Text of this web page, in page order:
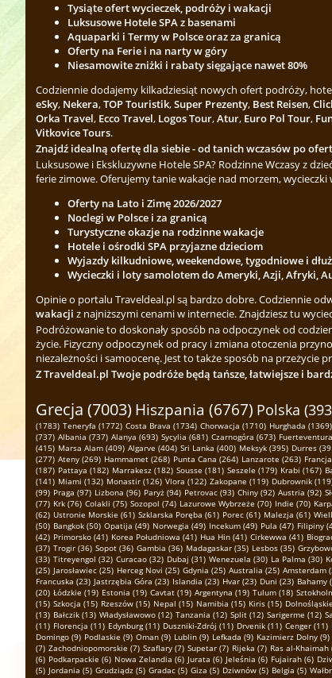
Tysiąte ofert wycieczek, podróży i wakacji
Luksusowe Hotele SPA z basenami
Aquaparki i Termy w Polsce oraz za granicą
Oferty na Ferie i na narty w góry
Niesamowite zniżki i rabaty sięgające nawet 80%
Codziennie dodajemy kilkadziesiąt nowych ofert podróży,
eSky, Nekera,TOP Touristik,Super Prezenty, Best Reisen,
Orka Travel, Ecco Travel, Logos Tour,Atur, Euro Pol Tour,
Vitkovice Tours.
Znajdź idealną ofertę dla siebie - od tanich wczasów po
Luksusowe i Ekskluzywne Hotele SPA? Rodzinne Wczasy z
ferie zimowe. Oferujemy tanie wakacje nad morzem,
Oferty na Lato i Zimę 2026/2027
Noclegi w Polsce i za granicą
Turystyczne okazje na rodzinne wakacje
Hotele i ośrodki SPA przyjazne dzieciom
Wyjazdy kilkudniowe, weekendowe, tygodniowe i
Wycieczki i loty samolotem do Ameryki, Azji, Afryki,
Opinie o portalu Traveldeal.pl są bardzo dobre. Codziennie
wakacji z najniższymi cenami w internecie. Znajdziesz tu
Podróżowanie to doskonały sposób na odpoczynek od
życie. Fizyczny odpoczynek od pracy i zmiana otoczenia
niezależności i samoocenę. Jest to także sposób na przeżycie
Z Traveldeal.pl Twoje podróże będą tańsze, łatwiejsze i
Grecja (7003) Hiszpania (6767) Polska
(1783) Teneryfa (1772) Costa Brava (1734) Chorwacja (1710) Hurghada (1369)
(737) Albania (737) Alanya (693) Sycylia (681) Czarnogóra (673)
(415) Marsa Alam (409) Algarve (404) Sri Lanka (400) Meksyk (395) Durres
(277) Ateny (269) Hammamet (268) Punta Cana (264) Lanzarote (263)
(187) Pattaya (182) Marrakesz (182) Sousse (181) Seszele (179) Krabi (167)
(141) Miami (132) Monastir (126) Vlora (122) Zakopane (119) Dubrownik
(99) Praga (97) Lizbona (96) Paryż (94) Petrovac (93) Chiny (92) Austria (92)
(77) Krk (76) Colakli (75) Sozopol (74) Lazurowe Wybrzeże (70) Indie (70)
(62) Ustronie Morskie (61) Szklarska Poręba (61) Porec (61) Malezja (61)
(50) Bangkok (50) Opatija (49) Norwegia (49) Incekum (49) Pula (47) Filipiny
(42) Primorsko (41) Korea Południowa (41) Hua Hin (41) Cirkewwa (41)
(37) Trogir (36) Sopot (36) Gambia (36) Madagaskar (35) Lesbos (35)
(33) Titreyengol (32) Curacao (32) Dubaj (31) Wenezuela (30) La Palma (30)
(25) Jarosławiec (25) Herceg Novi (25) Gdynia (25) Australia (25) Amsterdam
Francuska (23) Jastrzębia Góra (23) Islandia (23) Hvar (23) Duni (23) Bahamy
(20) Łódzkie (19) Estonia (19) Cavtat (19) Argentyna (19) Tulum (18)
(15) Szkocja (15) Rzeszów (15) Nepal (15) Namibia (15) Kiris (15)
(13) Bałczik (13) Władysławowo (12) Tanzania (12) Split (12) Sarigerme (12)
(11) Florencja (11) Edynburg (11) Duszniki-Zdrój (11) Drvenik (11) Cenger (11)
Domingo (9) Podlaskie (9) Oman (9) Lublin (9) Lefkada (9) Kazimierz Dolny (9)
(7) Zachodniopomorskie (7) Szaflary (7) Supetar (7) Rijeka (7) Ras al-Khaimah
(6) Podkarpackie (6) Nowa Zelandia (6) Jurata (6) Jeleśnia (6) Fujairah (6)
(5) Jordania (5) Grudziądz (5) Gradac (5) Giza (5) Dziwnów (5) Belgia (5)